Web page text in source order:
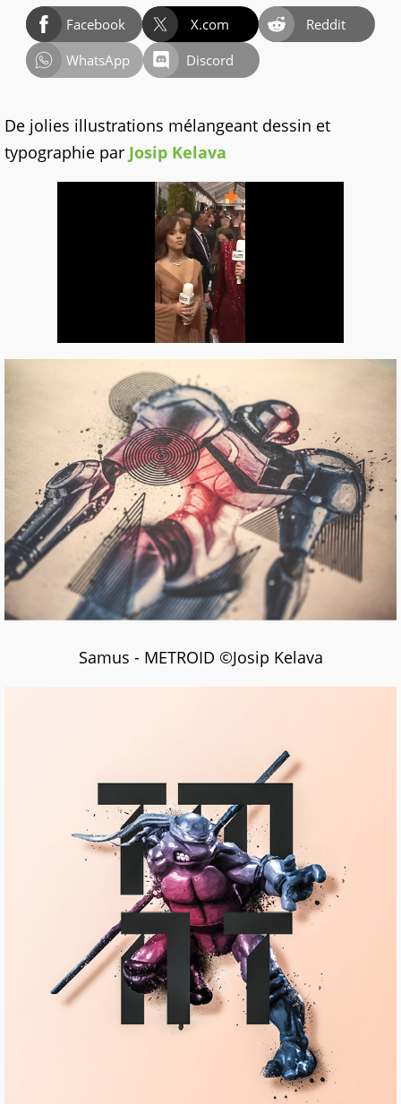
Facebook X.com
Reddit
WhatsApp
Discord
De jolies illustrations mélangeant dessin et
typographie par Josip Kelava
Samus - METROID ©Josip Kelava